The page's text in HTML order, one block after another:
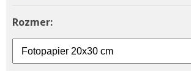
Rozmer: